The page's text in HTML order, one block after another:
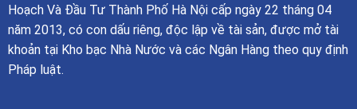
Hoạch Và Đầu Tư Thành Phố Hà Nội cấp ngày 22 tháng 04
năm 2013, có con dấu riêng, độc lập về tài sản, được mở tài
khoản tại Kho bạc Nhà Nước và các Ngân Hàng theo quy định
Pháp luật.